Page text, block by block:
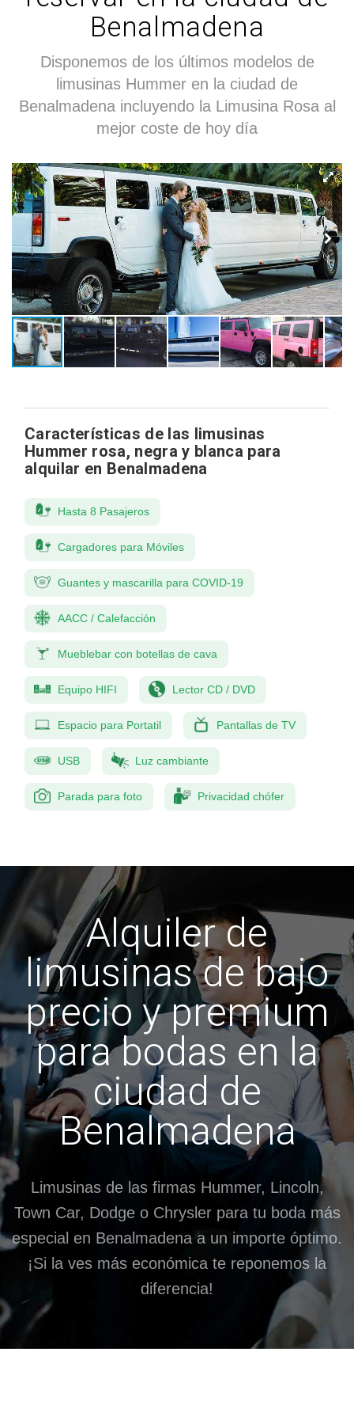
Benalmadena
Disponemos de los últimos modelos de
limusinas Hummer en la ciudad de
Benalmadena incluyendo la Limusina Rosa al
mejor coste de hoy día
Características de las limusinas
Hummer rosa, negra y blanca para
alquilar en Benalmadena
Hasta 8 Pasajeros
Cargadores para Móviles
Guantes y mascarilla para COVID-19
AACC / Calefacción
Mueblebar con botellas de cava
Equipo HIFI Lector CD / DVD
Espacio para Portatil Pantallas de TV
USB Luz cambiante
Parada para foto Privacidad chófer
Alquiler de
limusinas de bajo
precio y premium
para bodas en la
ciudad de
Benalmadena
Limusinas de las firmas Hummer, Lincoln,
Town Car, Dodge o Chrysler para tu boda más
especial en Benalmadena a un importe óptimo.
¡Si la ves más económica te reponemos la
diferencia!